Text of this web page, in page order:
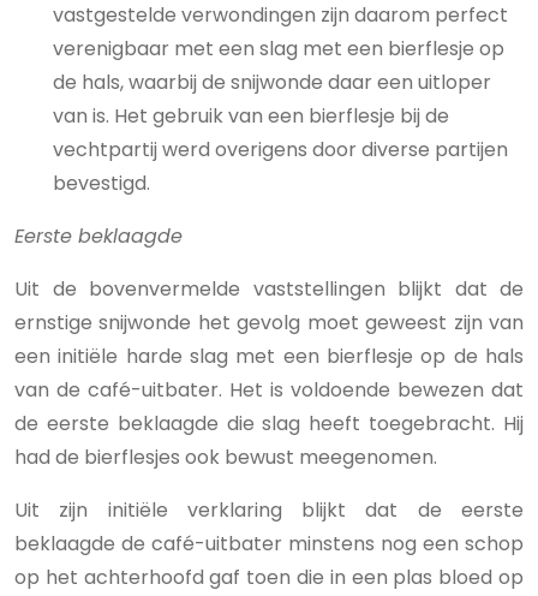
vastgestelde verwondingen zijn daarom perfect
verenigbaar met een slag met een bierflesje op
de hals, waarbij de snijwonde daar een uitloper
van is. Het gebruik van een bierflesje bij de
vechtpartij werd overigens door diverse partijen
bevestigd.
Eerste beklaagde
Uit de bovenvermelde vaststellingen blijkt dat de
ernstige snijwonde het gevolg moet geweest zijn van
een initiële harde slag met een bierflesje op de hals
van de café-uitbater. Het is voldoende bewezen dat
de eerste beklaagde die slag heeft toegebracht. Hij
had de bierflesjes ook bewust meegenomen.
Uit zijn initiële verklaring blijkt dat de eerste
beklaagde de café-uitbater minstens nog een schop
op het achterhoofd gaf toen die in een plas bloed op